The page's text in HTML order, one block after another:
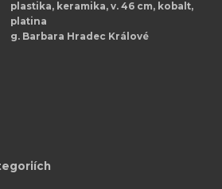
plastika, keramika, v. 46 cm, kobalt,
platina
g. Barbara Hradec Králové